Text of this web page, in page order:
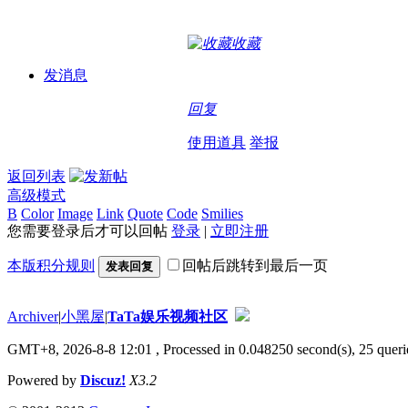
发消息
收藏
回复
使用道具 举报
返回列表
高级模式
B Color Image Link Quote Code Smilies
您需要登录后才可以回帖 登录 | 立即注册
本版积分规则 发表回复 回帖后跳转到最后一页
Archiver|小黑屋|TaTa娱乐视频社区
GMT+8, 2026-8-8 12:01 , Processed in 0.048250 second(s), 25
Powered by Discuz! X3.2